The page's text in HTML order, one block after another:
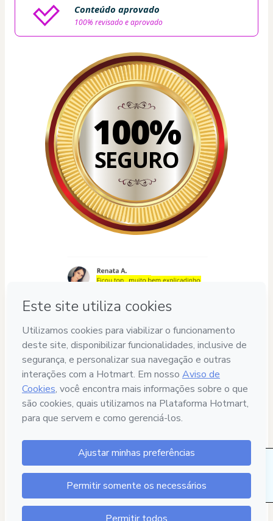
Conteúdo aprovado
100% revisado e aprovado
100%
SEGURO
84 pessoas também se interessaram por este
produto na última semana.